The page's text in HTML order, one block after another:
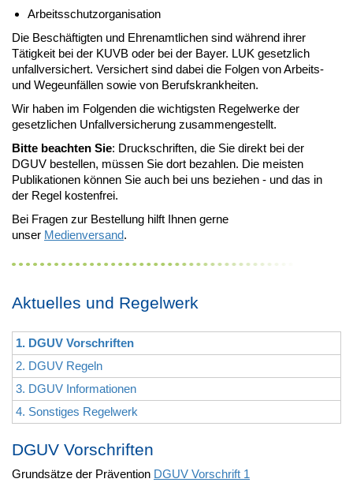
Arbeitsschutzorganisation
Die Beschäftigten und Ehrenamtlichen sind während ihrer
Tätigkeit bei der KUVB oder bei der Bayer. LUK gesetzlich
unfallversichert. Versichert sind dabei die Folgen von Arbeits-
und Wegeunfällen sowie von Berufskrankheiten.
Wir haben im Folgenden die wichtigsten Regelwerke der
gesetzlichen Unfallversicherung zusammengestellt.
Bitte beachten Sie: Druckschriften, die Sie direkt bei der
DGUV bestellen, müssen Sie dort bezahlen. Die meisten
Publikationen können Sie auch bei uns beziehen - und das in
der Regel kostenfrei.
Bei Fragen zur Bestellung hilft Ihnen gerne
unser Medienversand.
Aktuelles und Regelwerk
1. DGUV Vorschriften
2. DGUV Regeln
3. DGUV Informationen
4. Sonstiges Regelwerk
DGUV Vorschriften
Grundsätze der Prävention DGUV Vorschrift 1